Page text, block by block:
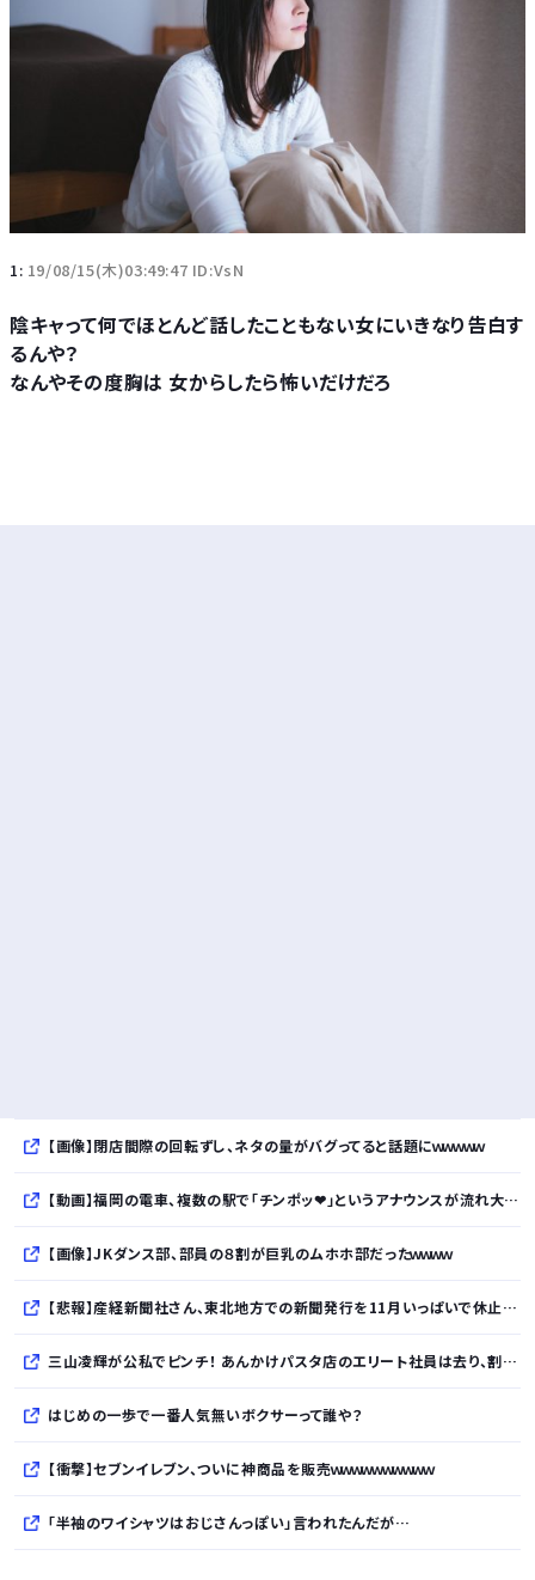
1: 19/08/15(木)03:49:47 ID:VsN
陰キャって何でほとんど話したこともない女にいきなり告白す
るんや？
なんやその度胸は 女からしたら怖いだけだろ
【画像】閉店間際の回転ずし、ネタの量がバグってると話題にｗｗｗｗｗ
【動画】福岡の電車、複数の駅で「チンポッ❤」というアナウンスが流れ大騒ぎwwwwwwwww
【画像】JKダンス部、部員の８割が巨乳のムホホ部だったｗｗｗｗ
【悲報】産経新聞社さん、東北地方での新聞発行を11月いっぱいで休止・・・・・・・・・
三山凌輝が公私でピンチ！ あんかけパスタ店のエリート社員は去り、割烹店は臨時休業
はじめの一歩で一番人気無いボクサーって誰や？
【衝撃】セブンイレブン、ついに神商品を販売ｗｗｗｗｗｗｗｗｗｗ
「半袖のワイシャツはおじさんっぽい」言われたんだが…